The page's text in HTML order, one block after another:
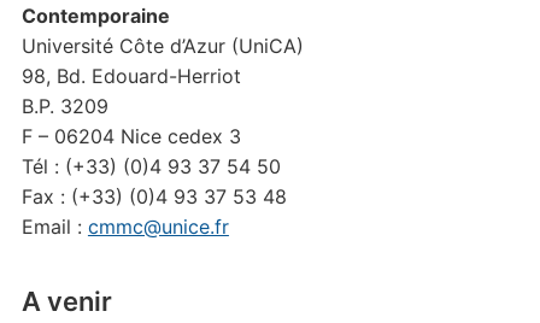
Contemporaine
Université Côte d’Azur (UniCA)
98, Bd. Edouard-Herriot
B.P. 3209
F – 06204 Nice cedex 3
Tél : (+33) (0)4 93 37 54 50
Fax : (+33) (0)4 93 37 53 48
Email : cmmc@unice.fr
A venir